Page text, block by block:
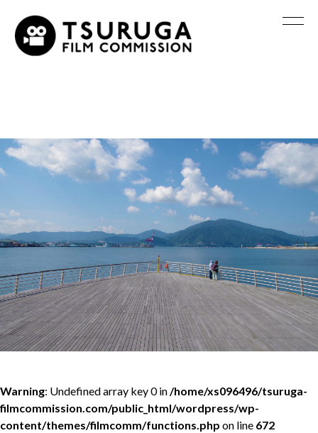
Warning: Undefined array key 0 in/home/xs096496/tsuruga-
filmcommission.com/public_html/wordpress/wp-
content/themes/filmcomm/functions.php on line 672